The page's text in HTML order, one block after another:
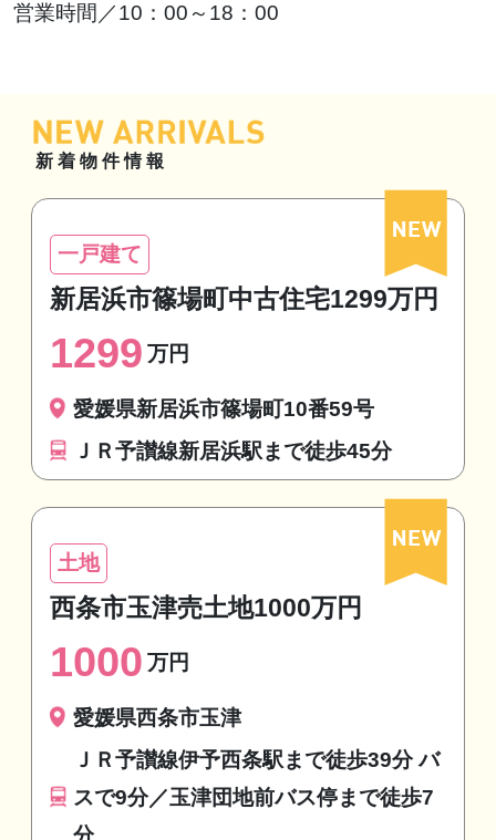
営業時間／10：00～18：00
新着物件情報
一戸建て
新居浜市篠場町中古住宅1299万円
1299 万円
愛媛県新居浜市篠場町10番59号
ＪＲ予讃線新居浜駅まで徒歩45分
土地
西条市玉津売土地1000万円
1000 万円
愛媛県西条市玉津
ＪＲ予讃線伊予西条駅まで徒歩39分 バ
スで9分／玉津団地前バス停まで徒歩7
分